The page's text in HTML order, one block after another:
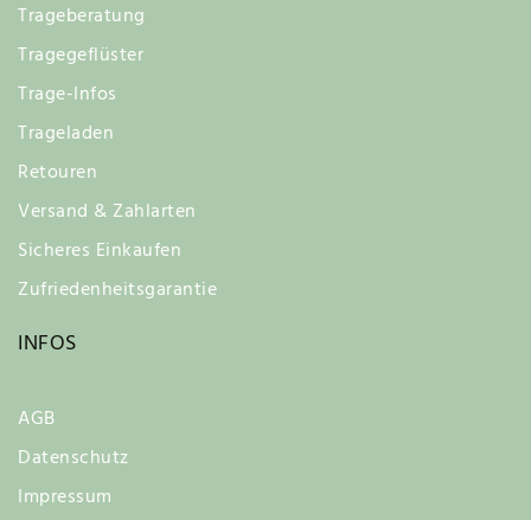
Trageberatung
Tragegeflüster
Trage-Infos
Trageladen
Retouren
Versand & Zahlarten
Sicheres Einkaufen
Zufriedenheitsgarantie
INFOS
AGB
Datenschutz
Impressum